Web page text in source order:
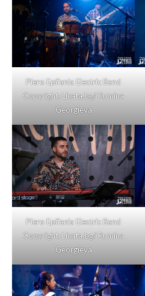
Piero Epifania Electric Band
Copyright: Licata.bg/ Rumina
Georgieva
Piero Epifania Electric Band
Copyright: Licata.bg/ Rumina
Georgieva